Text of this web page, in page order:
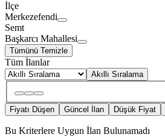
İlçe
Merkezefendi
Semt
Başkarcı Mahallesi
Tümünü Temizle
Tüm İlanlar
Akıllı Sıralama
Fiyatı Düşen Güncel İlan Düşük Fiyat
Bu Kriterlere Uygun İlan Bulunamadı